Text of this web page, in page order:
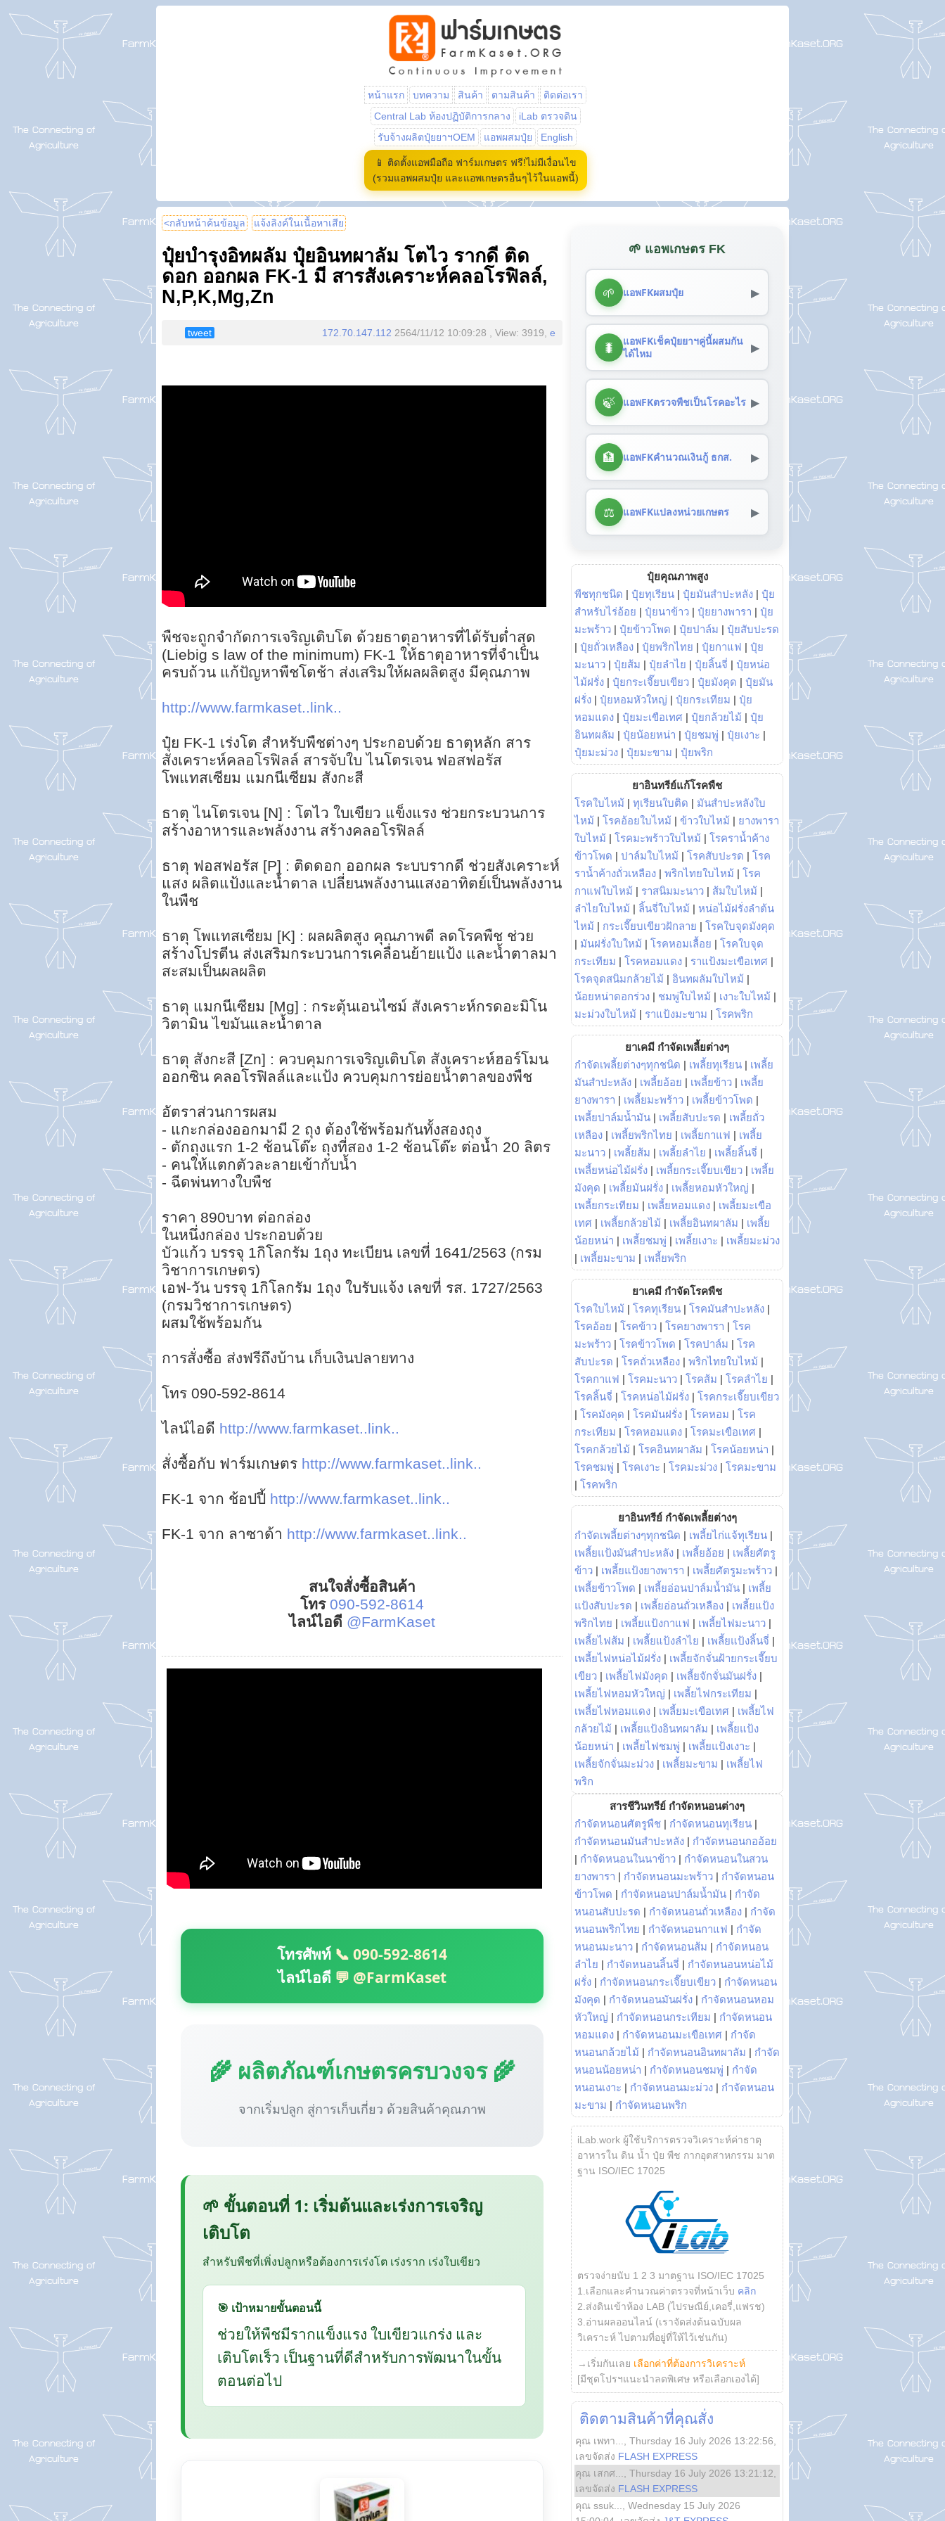
หน้าแรก บทความ สินค้า ตามสินค้า
ติดต่อเรา
Central Lab ห้องปฏิบัติการกลาง
iLab ตรวจดิน
รับจ้างผลิตปุ๋ยยาฯOEM
แอพผสมปุ๋ย English
📱 ติดตั้งแอพมือถือ ฟาร์มเกษตร ฟรี!ไม่มีเงื่อนไข
(รวมแอพผสมปุ๋ย และแอพเกษตรอื่นๆไว้ในแอพนี้)
<กลับหน้าค้นข้อมูล แจ้งลิงค์ในเนื้อหาเสีย
ปุ๋ยบำรุงอิทผลัม ปุ๋ยอินทผาลัม โตไว รากดี ติด
ดอก ออกผล FK-1 มี สารสังเคราะห์คลอโรฟิลล์,
N,P,K,Mg,Zn
tweet 172.70.147.112 2564/11/12 10:09:28 , View: 3919, e
พืชจะถูกจำกัดการเจริญเติบโต ด้วยธาตุอาหารที่ได้รับต่ำสุด
(Liebig s law of the minimum) FK-1 ให้ธาตุอาหารที่จำเป็น
ครบถ้วน แก้ปัญหาพืชโตช้า ส่งเสริมให้ผลผลิตสูง มีคุณภาพ
http://www.farmkaset..link..
ปุ๋ย FK-1 เร่งโต สำหรับพืชต่างๆ ประกอบด้วย ธาตุหลัก สาร
สังเคราะห์คลอโรฟิลล์ สารจับใบ ไนโตรเจน ฟอสฟอรัส
โพแทสเซียม แมกนีเซียม สังกะสี
ธาตุ ไนโตรเจน [N] : โตไว ใบเขียว แข็งแรง ช่วยกระบวนการ
สร้างอาหารและพลังงาน สร้างคลอโรฟิลล์
ธาตุ ฟอสฟอรัส [P] : ติดดอก ออกผล ระบบรากดี ช่วยสังเคราะห์
แสง ผลิตแป้งและน้ำตาล เปลี่ยนพลังงานแสงอาทิตย์เป็นพลังงาน
ในพืช
ธาตุ โพแทสเซียม [K] : ผลผลิตสูง คุณภาพดี ลดโรคพืช ช่วย
สร้างโปรตีน ส่งเสริมกระบวนการเคลื่อนย้ายแป้ง และน้ำตาลมา
สะสมเป็นผลผลิต
ธาตุ แมกนีเซียม [Mg] : กระตุ้นเอนไซม์ สังเคราะห์กรดอะมิโน
วิตามิน ไขมันและน้ำตาล
ธาตุ สังกะสี [Zn] : ควบคุมการเจริญเติบโต สังเคราะห์ฮอร์โมน
ออกซิน คลอโรฟิลล์และแป้ง ควบคุมการย่อยน้ำตาลของพืช
อัตราส่วนการผสม
- แกะกล่องออกมามี 2 ถุง ต้องใช้พร้อมกันทั้งสองถุง
- ตักถุงแรก 1-2 ช้อนโต๊ะ ถุงที่สอง 1-2 ช้อนโต๊ะ ต่อน้ำ 20 ลิตร
- คนให้แตกตัวละลายเข้ากับน้ำ
- ฉีดพ่นทางใบพืช
ราคา 890บาท ต่อกล่อง
ในหนึ่งกล่อง ประกอบด้วย
บัวแก้ว บรรจุ 1กิโลกรัม 1ถุง ทะเบียน เลขที่ 1641/2563 (กรม
วิชาการเกษตร)
เอฟ-วัน บรรจุ 1กิโลกรัม 1ถุง ใบรับแจ้ง เลขที่ รส. 1727/2563
(กรมวิชาการเกษตร)
ผสมใช้พร้อมกัน
การสั่งซื้อ ส่งฟรีถึงบ้าน เก็บเงินปลายทาง
โทร 090-592-8614
ไลน์ไอดี http://www.farmkaset..link..
สั่งซื้อกับ ฟาร์มเกษตร http://www.farmkaset..link..
FK-1 จาก ช้อปปี้ http://www.farmkaset..link..
FK-1 จาก ลาซาด้า http://www.farmkaset..link..
สนใจสั่งซื้อสินค้า
โทร 090-592-8614
ไลน์ไอดี @FarmKaset
โทรศัพท์ 📞 090-592-8614
ไลน์ไอดี 💬 @FarmKaset
🌾 ผลิตภัณฑ์เกษตรครบวงจร 🌾
จากเริ่มปลูก สู่การเก็บเกี่ยว ด้วยสินค้าคุณภาพ
🌱 ขั้นตอนที่ 1: เริ่มต้นและเร่งการเจริญ
เติบโต
สำหรับพืชที่เพิ่งปลูกหรือต้องการเร่งโต เร่งราก เร่งใบเขียว
🎯 เป้าหมายขั้นตอนนี้
ช่วยให้พืชมีรากแข็งแรง ใบเขียวแกร่ง และ
เติบโตเร็ว เป็นฐานที่ดีสำหรับการพัฒนาในขั้น
ตอนต่อไป
🌱 แอพเกษตร FK
🌱 แอพFKผสมปุ๋ย ▶
🐛
แอพFKเช็คปุ๋ยยาฯคู่นี้ผสมกัน
ได้ไหม
▶
🍃 แอพFKตรวจพืชเป็นโรคอะไร ▶
🏦 แอพFKคำนวณเงินกู้ ธกส. ▶
⚖️ แอพFKแปลงหน่วยเกษตร ▶
ปุ๋ยคุณภาพสูง
พืชทุกชนิด | ปุ๋ยทุเรียน | ปุ๋ยมันสำปะหลัง | ปุ๋ย
สำหรับไร่อ้อย | ปุ๋ยนาข้าว | ปุ๋ยยางพารา | ปุ๋ย
มะพร้าว | ปุ๋ยข้าวโพด | ปุ๋ยปาล์ม | ปุ๋ยสับปะรด
| ปุ๋ยถั่วเหลือง | ปุ๋ยพริกไทย | ปุ๋ยกาแฟ | ปุ๋ย
มะนาว | ปุ๋ยส้ม | ปุ๋ยลำไย | ปุ๋ยลิ้นจี่ | ปุ๋ยหน่อ
ไม้ฝรั่ง | ปุ๋ยกระเจี๊ยบเขียว | ปุ๋ยมังคุด | ปุ๋ยมัน
ฝรั่ง | ปุ๋ยหอมหัวใหญ่ | ปุ๋ยกระเทียม | ปุ๋ย
หอมแดง | ปุ๋ยมะเขือเทศ | ปุ๋ยกล้วยไม้ | ปุ๋ย
อินทผลัม | ปุ๋ยน้อยหน่า | ปุ๋ยชมพู่ | ปุ๋ยเงาะ |
ปุ๋ยมะม่วง | ปุ๋ยมะขาม | ปุ๋ยพริก
ยาอินทรีย์แก้โรคพืช
โรคใบไหม้ | ทุเรียนใบติด | มันสำปะหลังใบ
ไหม้ | โรคอ้อยใบไหม้ | ข้าวใบไหม้ | ยางพารา
ใบไหม้ | โรคมะพร้าวใบไหม้ | โรคราน้ำค้าง
ข้าวโพด | ปาล์มใบไหม้ | โรคสับปะรด | โรค
ราน้ำค้างถั่วเหลือง | พริกไทยใบไหม้ | โรค
กาแฟใบไหม้ | ราสนิมมะนาว | ส้มใบไหม้ |
ลำไยใบไหม้ | ลิ้นจี่ใบไหม้ | หน่อไม้ฝรั่งลำต้น
ไหม้ | กระเจี๊ยบเขียวฝักลาย | โรคใบจุดมังคุด
| มันฝรั่งใบใหม้ | โรคหอมเลื้อย | โรคใบจุด
กระเทียม | โรคหอมแดง | ราแป้งมะเขือเทศ |
โรคจุดสนิมกล้วยไม้ | อินทผลัมใบไหม้ |
น้อยหน่าดอกร่วง | ชมพู่ใบไหม้ | เงาะใบไหม้ |
มะม่วงใบไหม้ | ราแป้งมะขาม | โรคพริก
ยาเคมี กำจัดเพลี้ยต่างๆ
กำจัดเพลี้ยต่างๆทุกชนิด | เพลี้ยทุเรียน | เพลี้ย
มันสำปะหลัง | เพลี้ยอ้อย | เพลี้ยข้าว | เพลี้ย
ยางพารา | เพลี้ยมะพร้าว | เพลี้ยข้าวโพด |
เพลี้ยปาล์มน้ำมัน | เพลี้ยสับปะรด | เพลี้ยถั่ว
เหลือง | เพลี้ยพริกไทย | เพลี้ยกาแฟ | เพลี้ย
มะนาว | เพลี้ยส้ม | เพลี้ยลำไย | เพลี้ยลิ้นจี่ |
เพลี้ยหน่อไม้ฝรั่ง | เพลี้ยกระเจี๊ยบเขียว | เพลี้ย
มังคุด | เพลี้ยมันฝรั่ง | เพลี้ยหอมหัวใหญ่ |
เพลี้ยกระเทียม | เพลี้ยหอมแดง | เพลี้ยมะเขือ
เทศ | เพลี้ยกล้วยไม้ | เพลี้ยอินทผาลัม | เพลี้ย
น้อยหน่า | เพลี้ยชมพู่ | เพลี้ยเงาะ | เพลี้ยมะม่วง
| เพลี้ยมะขาม | เพลี้ยพริก
ยาเคมี กำจัดโรคพืช
โรคใบไหม้ | โรคทุเรียน | โรคมันสำปะหลัง |
โรคอ้อย | โรคข้าว | โรคยางพารา | โรค
มะพร้าว | โรคข้าวโพด | โรคปาล์ม | โรค
สับปะรด | โรคถั่วเหลือง | พริกไทยใบไหม้ |
โรคกาแฟ | โรคมะนาว | โรคส้ม | โรคลำไย |
โรคลิ้นจี่ | โรคหน่อไม้ฝรั่ง | โรคกระเจี๊ยบเขียว
| โรคมังคุด | โรคมันฝรั่ง | โรคหอม | โรค
กระเทียม | โรคหอมแดง | โรคมะเขือเทศ |
โรคกล้วยไม้ | โรคอินทผาลัม | โรคน้อยหน่า |
โรคชมพู่ | โรคเงาะ | โรคมะม่วง | โรคมะขาม
| โรคพริก
ยาอินทรีย์ กำจัดเพลี้ยต่างๆ
กำจัดเพลี้ยต่างๆทุกชนิด | เพลี้ยไก่แจ้ทุเรียน |
เพลี้ยแป้งมันสำปะหลัง | เพลี้ยอ้อย | เพลี้ยศัตรู
ข้าว | เพลี้ยแป้งยางพารา | เพลี้ยศัตรูมะพร้าว |
เพลี้ยข้าวโพด | เพลี้ยอ่อนปาล์มน้ำมัน | เพลี้ย
แป้งสับปะรด | เพลี้ยอ่อนถั่วเหลือง | เพลี้ยแป้ง
พริกไทย | เพลี้ยแป้งกาแฟ | เพลี้ยไฟมะนาว |
เพลี้ยไฟส้ม | เพลี้ยแป้งลำไย | เพลี้ยแป้งลิ้นจี่ |
เพลี้ยไฟหน่อไม้ฝรั่ง | เพลี้ยจักจั่นฝ้ายกระเจี๊ยบ
เขียว | เพลี้ยไฟมังคุด | เพลี้ยจักจั่นมันฝรั่ง |
เพลี้ยไฟหอมหัวใหญ่ | เพลี้ยไฟกระเทียม |
เพลี้ยไฟหอมแดง | เพลี้ยมะเขือเทศ | เพลี้ยไฟ
กล้วยไม้ | เพลี้ยแป้งอินทผาลัม | เพลี้ยแป้ง
น้อยหน่า | เพลี้ยไฟชมพู่ | เพลี้ยแป้งเงาะ |
เพลี้ยจักจั่นมะม่วง | เพลี้ยมะขาม | เพลี้ยไฟ
พริก
สารชีวินทรีย์ กำจัดหนอนต่างๆ
กำจัดหนอนศัตรูพืช | กำจัดหนอนทุเรียน |
กำจัดหนอนมันสำปะหลัง | กำจัดหนอนกออ้อย
| กำจัดหนอนในนาข้าว | กำจัดหนอนในสวน
ยางพารา | กำจัดหนอนมะพร้าว | กำจัดหนอน
ข้าวโพด | กำจัดหนอนปาล์มน้ำมัน | กำจัด
หนอนสับปะรด | กำจัดหนอนถั่วเหลือง | กำจัด
หนอนพริกไทย | กำจัดหนอนกาแฟ | กำจัด
หนอนมะนาว | กำจัดหนอนส้ม | กำจัดหนอน
ลำไย | กำจัดหนอนลิ้นจี่ | กำจัดหนอนหน่อไม้
ฝรั่ง | กำจัดหนอนกระเจี๊ยบเขียว | กำจัดหนอน
มังคุด | กำจัดหนอนมันฝรั่ง | กำจัดหนอนหอม
หัวใหญ่ | กำจัดหนอนกระเทียม | กำจัดหนอน
หอมแดง | กำจัดหนอนมะเขือเทศ | กำจัด
หนอนกล้วยไม้ | กำจัดหนอนอินทผาลัม | กำจัด
หนอนน้อยหน่า | กำจัดหนอนชมพู่ | กำจัด
หนอนเงาะ | กำจัดหนอนมะม่วง | กำจัดหนอน
มะขาม | กำจัดหนอนพริก
iLab.work ผู้ใช้บริการตรวจวิเคราะห์ค่าธาตุ
อาหารใน ดิน น้ำ ปุ๋ย พืช กากอุตสาหกรรม มาต
ฐาน ISO/IEC 17025
ตรวจง่ายนับ 1 2 3 มาตฐาน ISO/IEC 17025
1.เลือกและคำนวณค่าตรวจที่หน้าเว็บ คลิก
2.ส่งดินเข้าห้อง LAB (ไปรษณีย์,เคอรี่,แฟรช)
3.อ่านผลออนไลน์ (เราจัดส่งต้นฉบับผล
วิเคราะห์ ไปตามที่อยู่ที่ให้ไว้เช่นกัน)
→เริ่มกันเลย เลือกค่าที่ต้องการวิเคราะห์
[มีชุดโปรฯแนะนำลดพิเศษ หรือเลือกเองได้]
ติดตามสินค้าที่คุณสั่ง
คุณ เพทา... Thursday 16 July 2026 13:22:56
เลขจัดส่ง FLASH EXPRESS
คุณ เสกศ...
Thursday 16 July 2026 13:21:12
เลขจัดส่ง FLASH EXPRESS
คุณ ssuk...
Wednesday 15 July 2026